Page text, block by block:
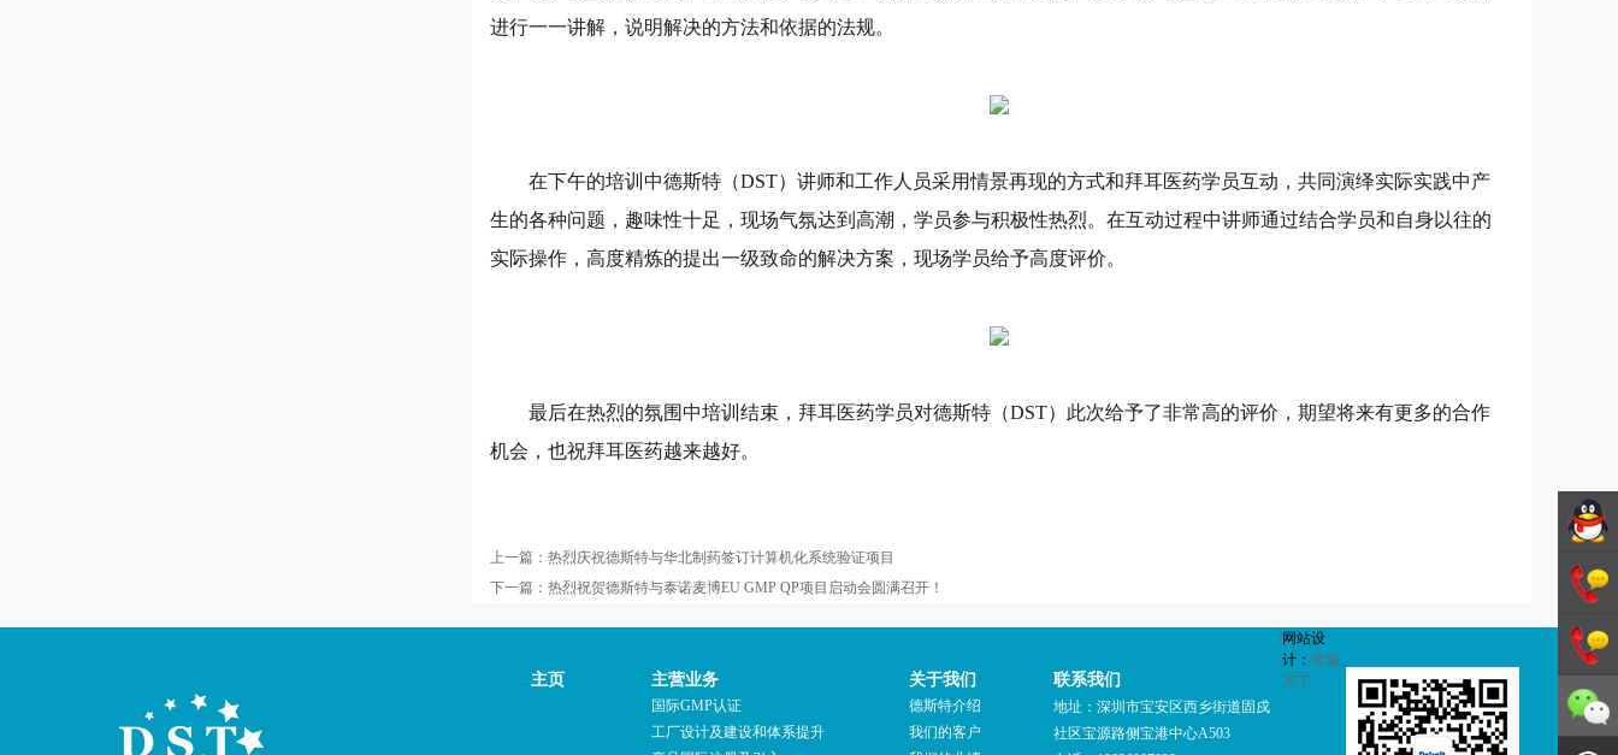
进行一一讲解，说明解决的方法和依据的法规。
在下午的培训中德斯特（DST）讲师和工作人员采用情景再现的方式和拜耳医药学员互动，共同演绎实际实践中产
生的各种问题，趣味性十足，现场气氛达到高潮，学员参与积极性热烈。在互动过程中讲师通过结合学员和自身以往的
实际操作，高度精炼的提出一级致命的解决方案，现场学员给予高度评价。
最后在热烈的氛围中培训结束，拜耳医药学员对德斯特（DST）此次给予了非常高的评价，期望将来有更多的合作
机会，也祝拜耳医药越来越好。
上一篇： 热烈庆祝德斯特与华北制药签订计算机化系统验证项目
下一篇： 热烈祝贺德斯特与泰诺麦博EU GMP QP项目启动会圆满召开！
主页 主营业务
国际GMP认证
工厂设计及建设和体系提升
关于我们
德斯特介绍
我们的客户
联系我们
地址：深圳市宝安区西乡街道固戍
社区宝源路侧宝港中心A503
网站设
计： 客源
天下
德斯特
GMP咨
询